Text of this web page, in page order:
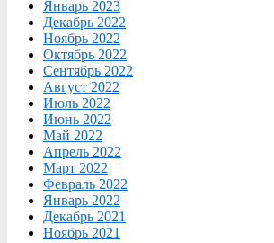
Январь 2023
Декабрь 2022
Ноябрь 2022
Октябрь 2022
Сентябрь 2022
Август 2022
Июль 2022
Июнь 2022
Май 2022
Апрель 2022
Март 2022
Февраль 2022
Январь 2022
Декабрь 2021
Ноябрь 2021